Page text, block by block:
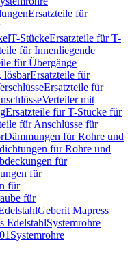
Ersatzteile für
T-StückeErsatzteile für T-
für Innenliegende
für Übergänge
lösbarErsatzteile für
Ersatzteile für
Verteiler mit
Ersatzteile für T-Stücke für
für Anschlüsse für
Dämmungen für Rohre und
für Rohre und
für
für
für
für
Geberit Mapress
EdelstahlSystemrohre
Systemrohre